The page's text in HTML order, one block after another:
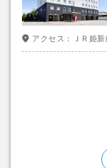
アクセス： ＪＲ姫